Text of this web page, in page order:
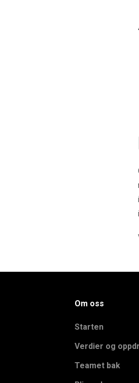
Om oss
Starten
Verdier og
Teamet bak